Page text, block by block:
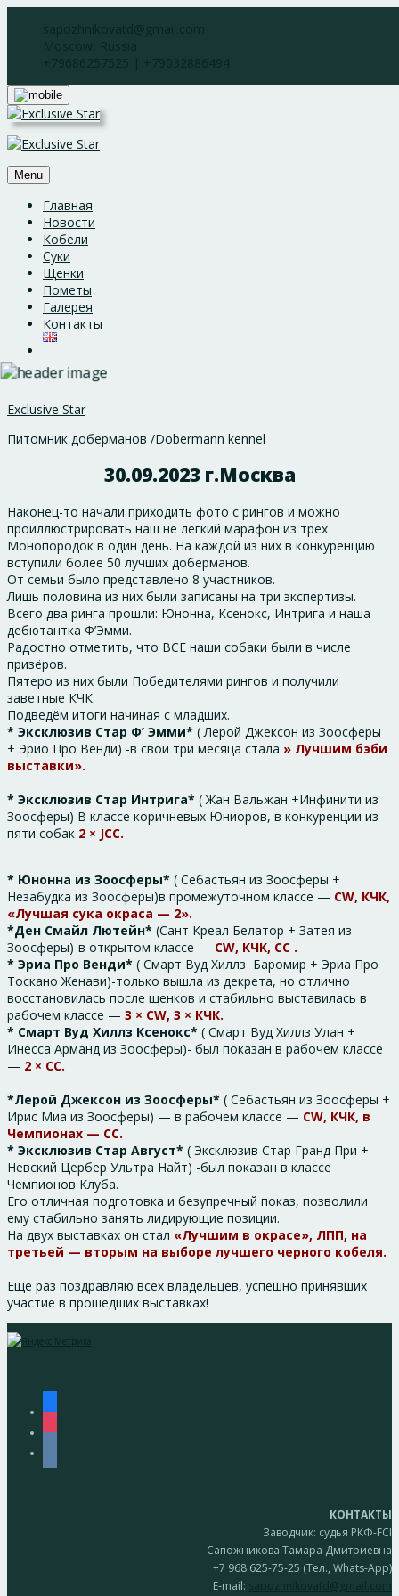
Menu
Главная
Новости
Кобели
Суки
Щенки
Пометы
Галерея
Контакты
Exclusive Star
Питомник доберманов /Dobermann kennel
30.09.2023 г.Москва
Наконец-то начали приходить фото с рингов и можно
проиллюстрировать наш не лёгкий марафон из трёх
Монопородок в один день. На каждой из них в конкуренцию
вступили более 50 лучших доберманов.
От семьи было представлено 8 участников.
Лишь половина из них были записаны на три экспертизы.
Всего два ринга прошли: Юнонна, Ксенокс, Интрига и наша
дебютантка Ф’Эмми.
Радостно отметить, что ВСЕ наши собаки были в числе
призёров.
Пятеро из них были Победителями рингов и получили
заветные КЧК.
Подведём итоги начиная с младших.
* Эксклюзив Стар Ф’ Эмми* ( Лерой Джексон из Зоосферы
+ Эрио Про Венди) -в свои три месяца стала » Лучшим бэби
выставки».
* Эксклюзив Стар Интрига* ( Жан Вальжан +Инфинити из
Зоосферы) В классе коричневых Юниоров, в конкуренции из
пяти собак 2 × JСС.
* Юнонна из Зоосферы* ( Себастьян из Зоосферы +
Незабудка из Зоосферы)в промежуточном классе — CW, КЧК,
«Лучшая сука окраса — 2».
*Ден Смайл Лютейн* (Сант Креал Белатор + Затея из
Зоосферы)-в открытом классе — CW, КЧК, СС .
* Эриа Про Венди* ( Смарт Вуд Хиллз Баромир + Эриа Про
Тоскано Женави)-только вышла из декрета, но отлично
восстановилась после щенков и стабильно выставилась в
рабочем классе — 3 × CW, 3 × КЧК.
* Смарт Вуд Хиллз Ксенокс* ( Смарт Вуд Хиллз Улан +
Инесса Арманд из Зоосферы)- был показан в рабочем классе
— 2 × СС.
*Лерой Джексон из Зоосферы* ( Себастьян из Зоосферы +
Ирис Миа из Зоосферы) — в рабочем классе — CW, КЧК, в
Чемпионах — СС.
* Эксклюзив Стар Август* ( Эксклюзив Стар Гранд При +
Невский Цербер Ультра Найт) -был показан в классе
Чемпионов Клуба.
Его отличная подготовка и безупречный показ, позволили
ему стабильно занять лидирующие позиции.
На двух выставках он стал «Лучшим в окрасе», ЛПП, на
третьей — вторым на выборе лучшего черного кобеля.
Ещё раз поздравляю всех владельцев, успешно принявших
участие в прошедших выставках!
КОНТАКТЫ
Заводчик: судья РКФ-FCI
Сапожникова Тамара Дмитриевна
+7 968 625-75-25 (Тел., Whats-App)
E-mail: